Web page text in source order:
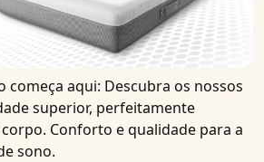
começa aqui: Descubra os nossos
superior, perfeitamente
Conforto e qualidade para a
sono.